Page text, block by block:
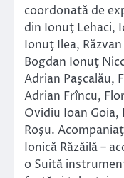
coordonată de
din Ionuţ Lehaci,
Ionuţ Ilea,
Bogdan Ionuţ
Adrian Paşcalău,
Adrian Frîncu,
Ovidiu Ioan
Roşu.
Ionică Răzăilă –
o Suită